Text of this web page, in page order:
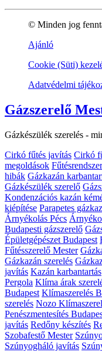
© Minden jog
Ajánló
Cookie (Süti)
Adatvédelmi
Gázszerelő
Gázkészülék szerelés -
Cirkó fűtés javítás Cirkó
megoldások
hibák Gázkazán
Gázkészülék szerelő
Kondenzációs kazán
kiépítése Parapetes
Árnyékolás Pécs
Budapesti gázszerelő
Épületgépészet Budapest
Fűtésszerelő Mester
Gázkazán szerelés
javítás Kazán karbantartás
Pergola Klíma árak
Budapest Klímaszerelés
szerelés Nozo
Penészmentesítés
javítás Redőny készítés
Szobafestő Mester
Szúnyogháló javítás